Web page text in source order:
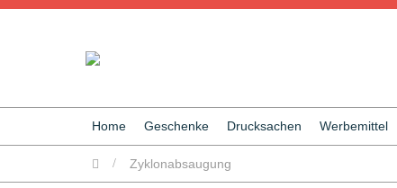
Home Geschenke Drucksachen Werbemittel
/ Zyklonabsaugung